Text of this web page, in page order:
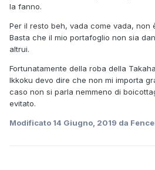
la fanno.
Per il resto beh, vada come vada, non
Basta che il mio portafoglio non sia
altrui.
Fortunatamente della roba della
Ikkoku devo dire che non mi importa
caso non si parla nemmeno di
evitato.
Modificato 14 Giugno, 2019 da